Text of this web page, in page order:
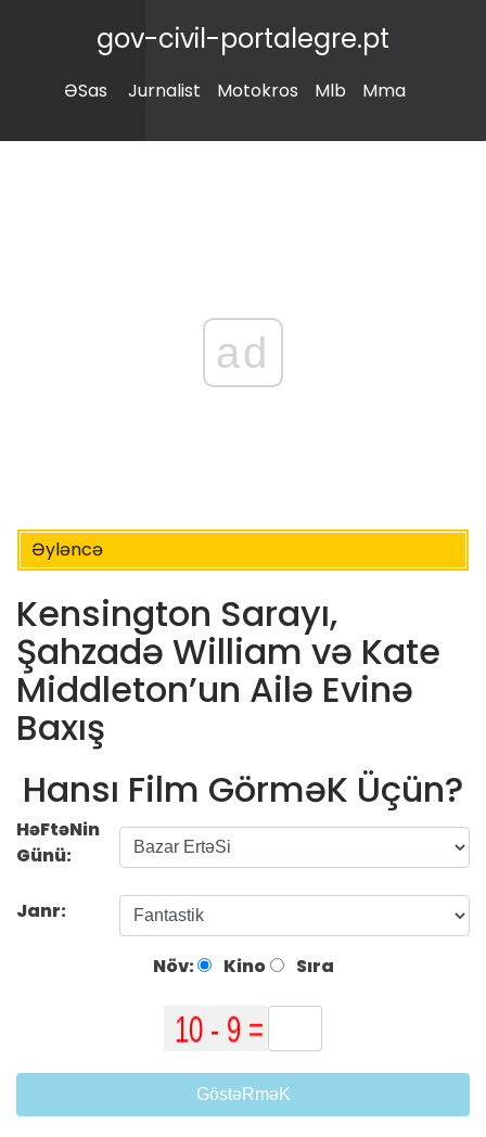
gov-civil-portalegre.pt
ƏSas Jurnalist Motokros Mlb Mma
ad
Əyləncə
Kensington Sarayı,
Şahzadə William və Kate
Middleton’un Ailə Evinə
Baxış
Hansı Film GörməK Üçün?
HəFtəNin
Günü:
Janr:
Növ: Kino Sıra
GöstəRməK